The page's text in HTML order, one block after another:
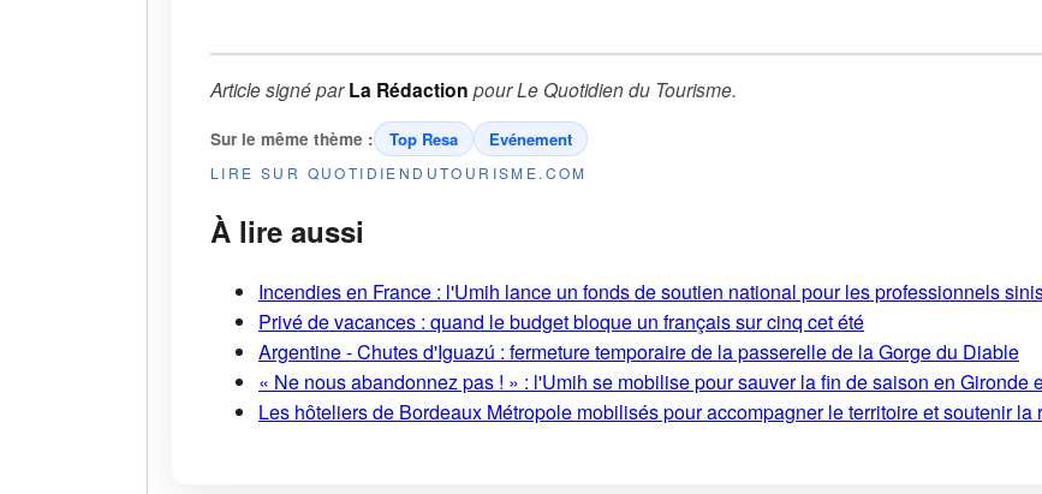
Article signé parLa Rédaction pourLe Quotidien du Tourisme.
Sur le même thème : Top Resa Evénement
LIRE SUR QUOTIDIENDUTOURISME.COM
À lire aussi
Incendies en France : l'Umih lance un fonds de soutien national pour les professionnels
Privé de vacances : quand le budget bloque un français sur cinq cet été
Argentine - Chutes d'Iguazú : fermeture temporaire de la passerelle de la Gorge du Diable
« Ne nous abandonnez pas ! » : l'Umih se mobilise pour sauver la fin de saison en Gironde
Les hôteliers de Bordeaux Métropole mobilisés pour accompagner le territoire et soutenir la